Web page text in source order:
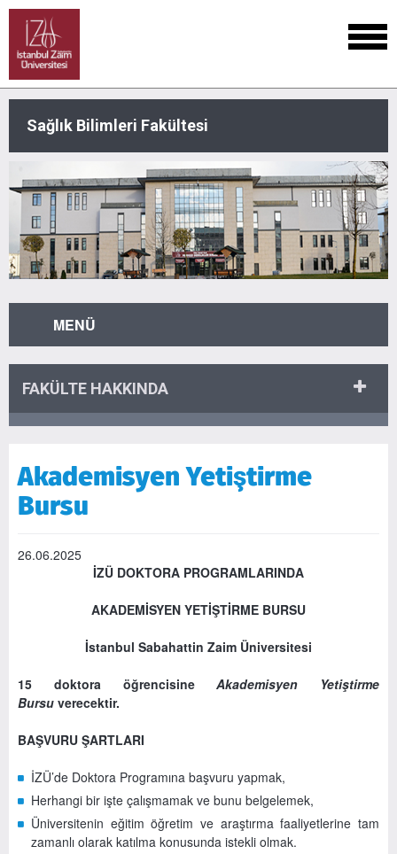
Sağlık Bilimleri Fakültesi
MENÜ
FAKÜLTE HAKKINDA
Akademisyen Yetiştirme
Bursu
26.06.2025
İZÜ DOKTORA PROGRAMLARINDA
AKADEMİSYEN YETİŞTİRME BURSU
İstanbul Sabahattin Zaim Üniversitesi
15 doktora öğrencisineAkademisyen Yetiştirme
Bursu verecektir.
BAŞVURU ŞARTLARI
İZÜ’de Doktora Programına başvuru yapmak,
Herhangi bir işte çalışmamak ve bunu belgelemek,
Üniversitenin eğitim öğretim ve araştırma faaliyetlerine tam
zamanlı olarak katılma konusunda istekli olmak.